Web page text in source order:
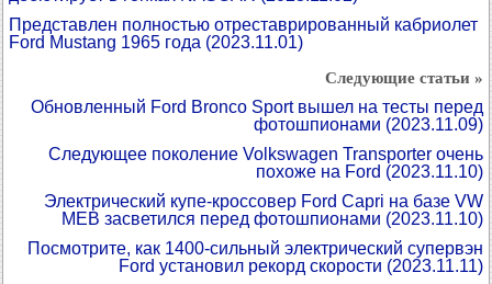
Представлен полностью отреставрированный кабриолет
Ford Mustang 1965 года (2023.11.01)
Следующие статьи »
Обновленный Ford Bronco Sport вышел на тесты перед
фотошпионами (2023.11.09)
Следующее поколение Volkswagen Transporter очень
похоже на Ford (2023.11.10)
Электрический купе-кроссовер Ford Capri на базе VW
MEB засветился перед фотошпионами (2023.11.10)
Посмотрите, как 1400-сильный электрический супервэн
Ford установил рекорд скорости (2023.11.11)